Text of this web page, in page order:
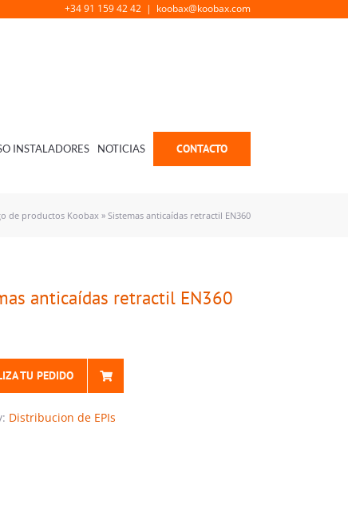
+34 91 159 42 42 | koobax@koobax.com
INSTALADORES NOTICIAS CONTACTO
de productos Koobax » Sistemas anticaídas retractil EN360
anticaídas retractil EN360
TU PEDIDO
Distribucion de EPIs